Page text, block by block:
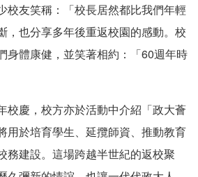
校友笑稱：「校長居然都比我們年輕
，也分享多年後重返校園的感動。校
身體康健，並笑著相約：「60週年時
校慶，校方亦於活動中介紹「政大薈
用於培育學生、延攬師資、推動教育
務建設。這場跨越半世紀的返校聚